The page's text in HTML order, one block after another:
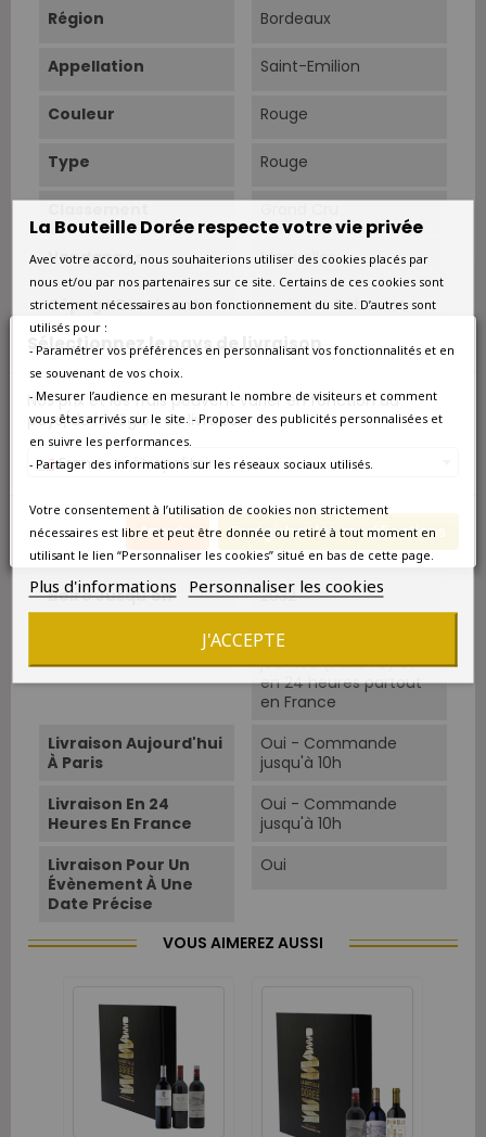
Sélectionnez le pays de livraison
Nos prix et les frais peuvent varier en fonction du
pays/de la région de livraison.
France métropolitaine
Annuler Enregistrer les modifications
Région Bordeaux
Appellation Saint-Emilion
Couleur Rouge
Type Rouge
Vendanges Manuelles.
Cépage Dominant
Merlot et Cabernet-
Cépages
Elevage
14 mois en cuves inix
Service
Boire À Partir De Aujourd'hui
Boire Jusqu'en 2032
Livraison dans la
journée (Paris 75) et
en 24 heures partout
en France
Livraison Aujourd'hui
À Paris
Oui - Commande
jusqu'à 10h
Livraison En 24
Heures En France
Oui - Commande
jusqu'à 10h
Livraison Pour Un
Évènement À Une
Date Précise
Oui
VOUS AIMEREZ AUSSI
La Bouteille Dorée respecte votre vie privée
Avec votre accord, nous souhaiterions utiliser des cookies placés par
nous et/ou par nos partenaires sur ce site. Certains de ces cookies sont
strictement nécessaires au bon fonctionnement du site. D’autres sont
utilisés pour :
- Paramétrer vos préférences en personnalisant vos fonctionnalités et en
se souvenant de vos choix.
- Mesurer l’audience en mesurant le nombre de visiteurs et comment
vous êtes arrivés sur le site. - Proposer des publicités personnalisées et
en suivre les performances.
- Partager des informations sur les réseaux sociaux utilisés.
Votre consentement à l’utilisation de cookies non strictement
nécessaires est libre et peut être donnée ou retiré à tout moment en
utilisant le lien “Personnaliser les cookies” situé en bas de cette page.
Plus d'informations Personnaliser les cookies
J'ACCEPTE